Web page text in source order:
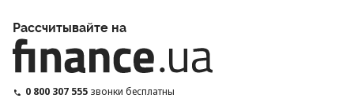
Рассчитывайте на
0 800 307 555 звонки бесплатны